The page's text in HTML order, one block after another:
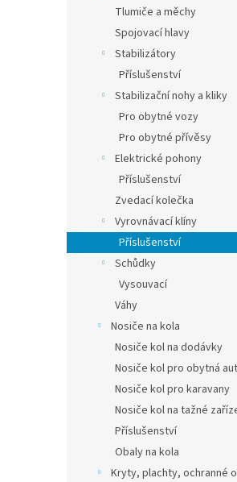
Tlumiče a měchy
Spojovací hlavy
Stabilizátory
Příslušenství
Stabilizační nohy a kliky
Pro obytné vozy
Pro obytné přívěsy
Elektrické pohony
Příslušenství
Zvedací kolečka
Vyrovnávací klíny
Příslušenství
Schůdky
Vysouvací
Váhy
Nosiče na kola
Nosiče kol na dodávky
Nosiče kol pro obytná
Nosiče kol pro karavany
Nosiče kol na tažné
Příslušenství
Obaly na kola
Kryty, plachty, ochranné